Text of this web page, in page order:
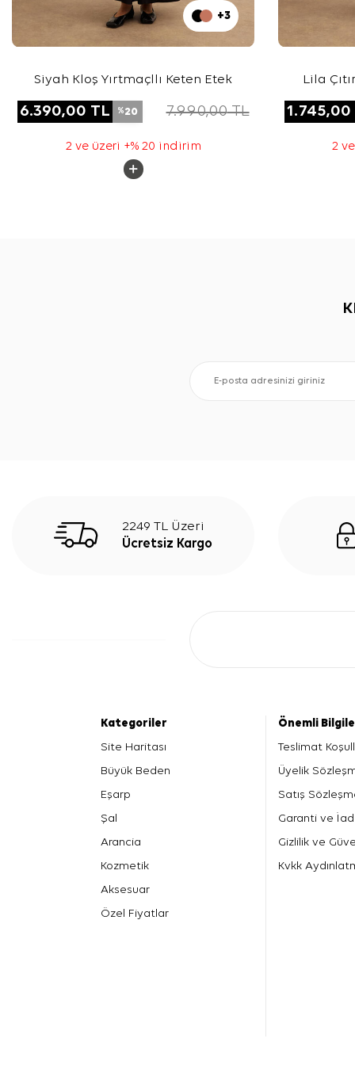
+3
Siyah Kloş Yırtmaçllı Keten Etek
6.390,00 TL %20 7.990,00TL
2 ve üzeri +% 20 indirim
Lila
1.745,00
2
2249 TL Üzeri
Ücretsiz Kargo
Kategoriler
Site Haritası
Büyük Beden
Eşarp
Şal
Arancia
Kozmetik
Aksesuar
Özel Fiyatlar
Önemli
Teslimat
Üyelik
Satış
Garanti ve
Gizlilik ve
Kvkk